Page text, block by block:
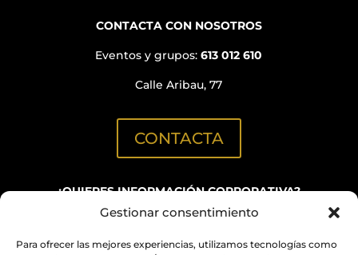
Gestionar consentimiento
Para ofrecer las mejores experiencias, utilizamos tecnologías como
CONTACTA CON NOSOTROS
Eventos y grupos: 613 012 610
Calle Aribau, 77
CONTACTA
¿QUIERES INFORMACIÓN CORPORATIVA?
C/ Aribau, 152 (Oficinas BN GRUP)
info@quimicabcn.com